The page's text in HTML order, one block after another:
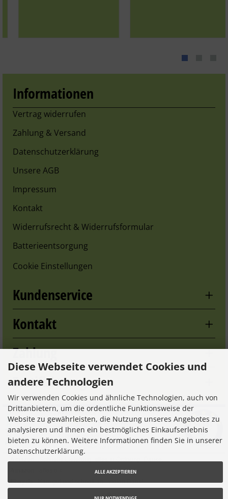
Informationen
Vertrag widerrufen
Zahlung & Versand
Datenschutzerklärung
Unsere AGB
Impressum
Kontakt
Widerrufsrecht & Widerrufsformular
Batterieentsorgung
Cookie Einstellungen
Kundenservice
Kontakt
Zahlung
Zertifizierung
Diese Webseite verwendet Cookies und
andere Technologien
Wir verwenden Cookies und ähnliche Technologien, auch von
Drittanbietern, um die ordentliche Funktionsweise der
Website zu gewährleisten, die Nutzung unseres Angebotes zu
analysieren und Ihnen ein bestmögliches Einkaufserlebnis
bieten zu können. Weitere Informationen finden Sie in unserer
Datenschutzerklärung.
ALLE AKZEPTIEREN